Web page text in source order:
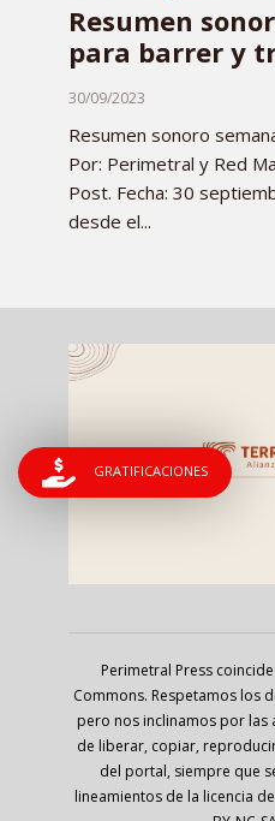
Resumen
para barrer y
30/09/2023
Resumen sonoro
Por: Perimetral y Red
Post. Fecha: 30
desde el...
Perimetral Press
Commons. Respetamos los
pero nos inclinamos por las
de liberar, copiar,
del portal, siempre que
lineamientos de la licencia
GRATIFICACIONES